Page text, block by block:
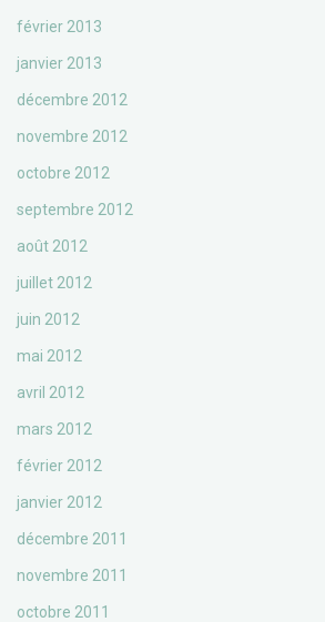
février 2013
janvier 2013
décembre 2012
novembre 2012
octobre 2012
septembre 2012
août 2012
juillet 2012
juin 2012
mai 2012
avril 2012
mars 2012
février 2012
janvier 2012
décembre 2011
novembre 2011
octobre 2011